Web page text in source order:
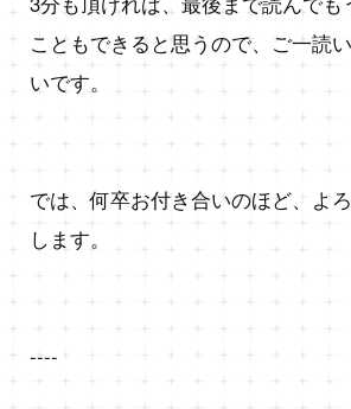
こともできると思うので、ご一読
いです。
では、何卒お付き合いのほど、よ
します。
----